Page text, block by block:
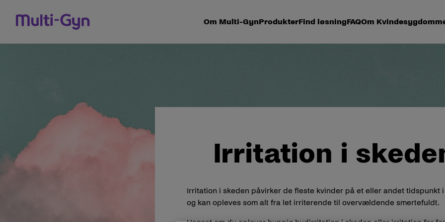
Om Multi-GynProdukterFind løsningFAQOm
Irritation i
Irritation i skeden påvirker de fleste kvinder på et eller andet tidspunkt
og kan opleves som alt fra let irriterende til overvældende smertefuldt.